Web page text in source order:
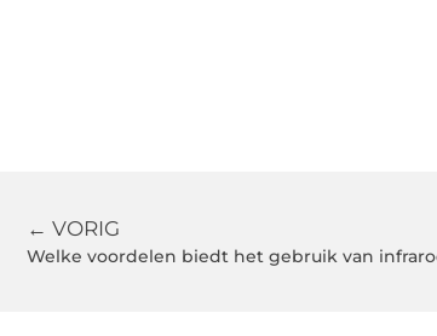
← VORIG
Welke voordelen biedt het gebruik van